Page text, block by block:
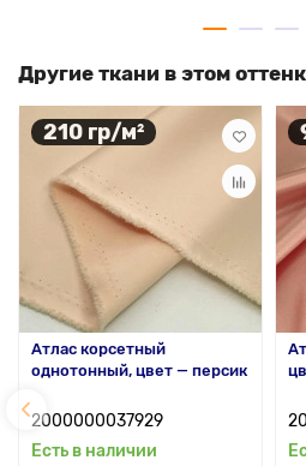
Другие ткани в этом
210 гр/м²
Атлас корсетный
однотонный, цвет — персик
2000000037929
Есть в наличии